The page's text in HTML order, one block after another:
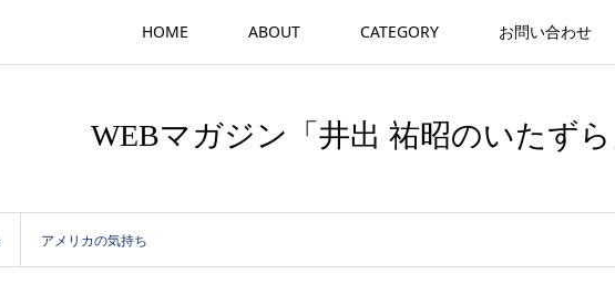
HOME ABOUT CATEGORY お問い合わせ
WEBマガジン「井出 祐昭のいたず
アメリカの気持ち